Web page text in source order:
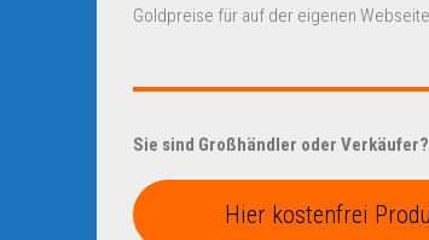
Goldpreise für auf der eigenen
Sie sind Großhändler oder
Hier kostenfrei